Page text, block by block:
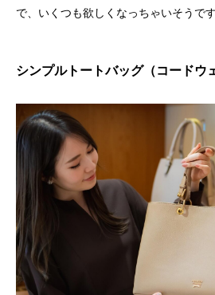
で、いくつも欲しくなっちゃいそうで
シンプルトートバッグ（コードウ